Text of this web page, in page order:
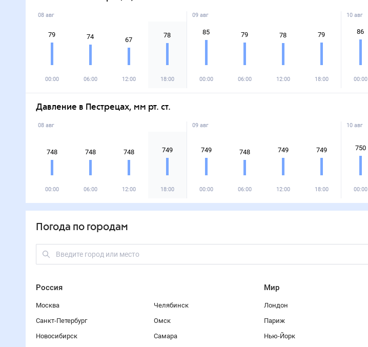
08 авг
79
00:00
74
06:00
67
12:00
78
18:00
09 авг
85
00:00
79
06:00
78
12:00
79
18:00
10 авг
86
00:00
Давление в Пестрецах, мм рт. ст.
08 авг
748
00:00
748
06:00
748
12:00
749
18:00
09 авг
749
00:00
748
06:00
749
12:00
749
18:00
10 авг
750
00:00
Погода по городам
Россия
Москва
Санкт-Петербург
Новосибирск
Челябинск
Омск
Самара
Мир
Лондон
Париж
Нью-Йорк